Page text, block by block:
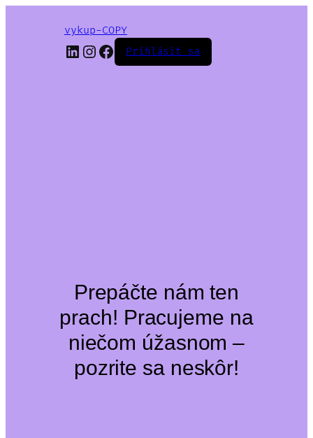
vykup-COPY
LinkedIn
Instagram
Facebook
Prihlásiť sa
Prepáčte nám ten
prach! Pracujeme na
niečom úžasnom –
pozrite sa neskôr!